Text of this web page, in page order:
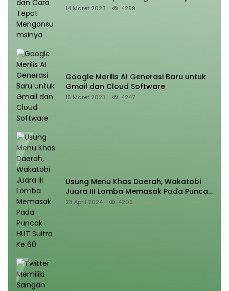
14 Maret 2023 4299
Google Merilis AI Generasi Baru untuk
Gmail dan Cloud Software
15 Maret 2023 4247
Usung Menu Khas Daerah, Wakatobi
Juara III Lomba Memasak Pada Puncak
HUT Sultra Ke 60
28 April 2024 4205